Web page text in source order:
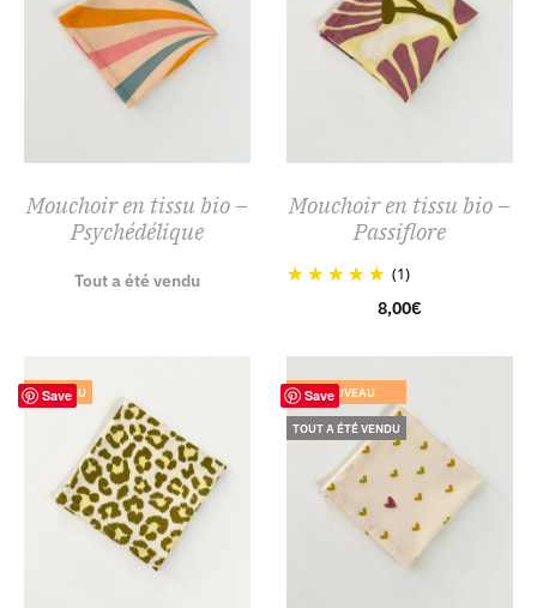
Mouchoir en tissu bio –
Psychédélique
Tout a été vendu
Mouchoir en tissu bio –
Passiflore
(1)
8,00€
Save
NOUVEAU SaveNOUVEAU
TOUT A ÉTÉ VENDU